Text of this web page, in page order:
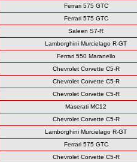
Ferrari 575 GTC
Ferrari 575 GTC
Saleen S7-R
Lamborghini Murcielago R-GT
Ferrari 550 Maranello
Chevrolet Corvette C5-R
Chevrolet Corvette C5-R
Chevrolet Corvette C5-R
Maserati MC12
Chevrolet Corvette C5-R
Lamborghini Murcielago R-GT
Ferrari 575 GTC
Chevrolet Corvette C5-R